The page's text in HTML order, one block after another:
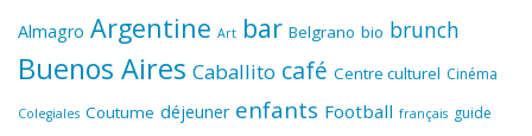
Almagro Argentine Art bar Belgrano bio brunch
Buenos Aires Caballito café Centre culturel Cinéma
Colegiales Coutume déjeuner enfants Football français guide